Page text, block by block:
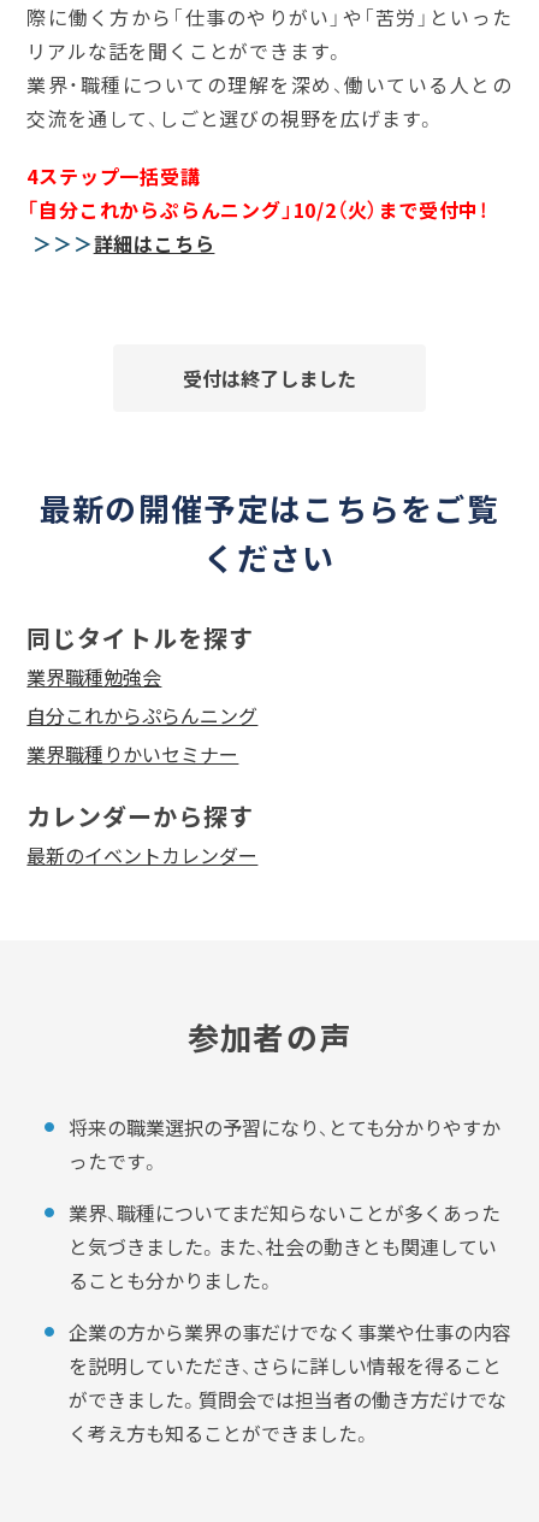
際に働く方から「仕事のやりがい」や「苦労」といった
リアルな話を聞くことができます。
業界・職種についての理解を深め、働いている人との
交流を通して、しごと選びの視野を広げます。
4ステップ一括受講
「自分これからぷらんニング」10/2（火）まで受付中！
＞＞＞詳細はこちら
受付は終了しました
最新の開催予定はこちらをご覧
ください
同じタイトルを探す
業界職種勉強会
自分これからぷらんニング
業界職種りかいセミナー
カレンダーから探す
最新のイベントカレンダー
参加者の声
将来の職業選択の予習になり、とても分かりやすか
ったです。
業界、職種についてまだ知らないことが多くあった
と気づきました。また、社会の動きとも関連してい
ることも分かりました。
企業の方から業界の事だけでなく事業や仕事の内容
を説明していただき、さらに詳しい情報を得ること
ができました。質問会では担当者の働き方だけでな
く考え方も知ることができました。